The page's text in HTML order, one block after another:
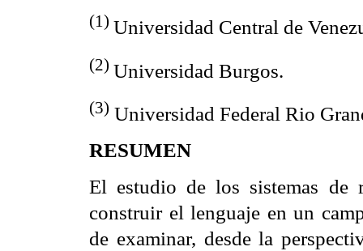
(1) Universidad Central de
(2) Universidad Burgos.
(3) Universidad Federal Rio
RESUMEN
El estudio de los sistemas de
construir el lenguaje en un
de examinar, desde la